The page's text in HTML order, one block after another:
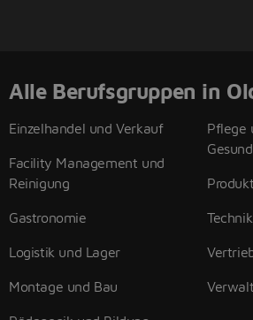
Alle Berufsgruppen in
Einzelhandel und Verkauf
Facility Management und
Reinigung
Gastronomie
Logistik und Lager
Montage und Bau
Pflege